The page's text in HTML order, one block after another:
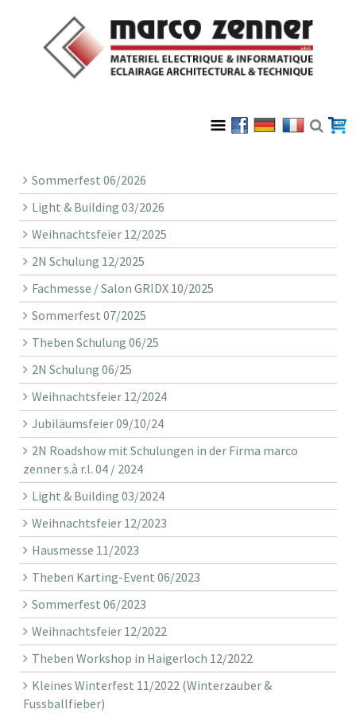
Sommerfest 06/2026
Light & Building 03/2026
Weihnachtsfeier 12/2025
2N Schulung 12/2025
Fachmesse / Salon GRIDX 10/2025
Sommerfest 07/2025
Theben Schulung 06/25
2N Schulung 06/25
Weihnachtsfeier 12/2024
Jubiläumsfeier 09/10/24
2N Roadshow mit Schulungen in der Firma marco
zenner s.à r.l. 04 / 2024
Light & Building 03/2024
Weihnachtsfeier 12/2023
Hausmesse 11/2023
Theben Karting-Event 06/2023
Sommerfest 06/2023
Weihnachtsfeier 12/2022
Theben Workshop in Haigerloch 12/2022
Kleines Winterfest 11/2022 (Winterzauber &
Fussballfieber)